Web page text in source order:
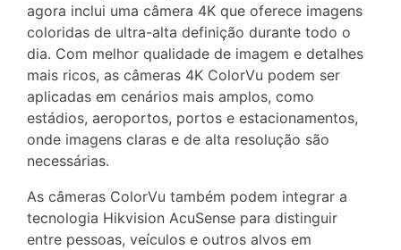
agora inclui uma câmera 4K que oferece imagens
coloridas de ultra-alta definição durante todo o
dia. Com melhor qualidade de imagem e detalhes
mais ricos, as câmeras 4K ColorVu podem ser
aplicadas em cenários mais amplos, como
estádios, aeroportos, portos e estacionamentos,
onde imagens claras e de alta resolução são
necessárias.
As câmeras ColorVu também podem integrar a
tecnologia Hikvision AcuSense para distinguir
entre pessoas, veículos e outros alvos em